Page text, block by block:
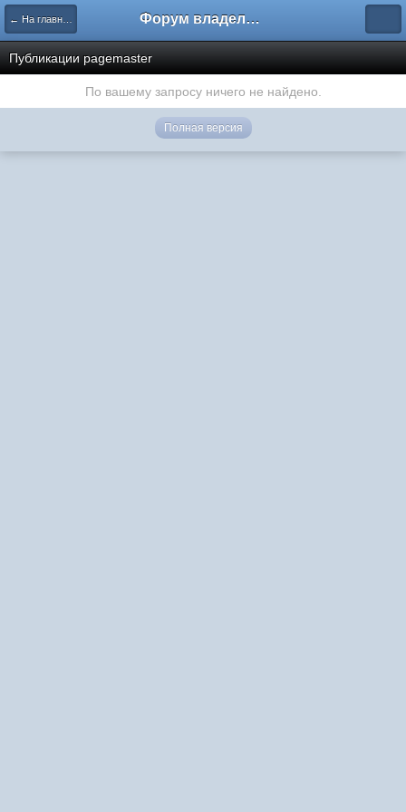
← На главную Форум владельцев интернет-магазинов
Публикации pagemaster
По вашему запросу ничего не найдено.
Полная версия